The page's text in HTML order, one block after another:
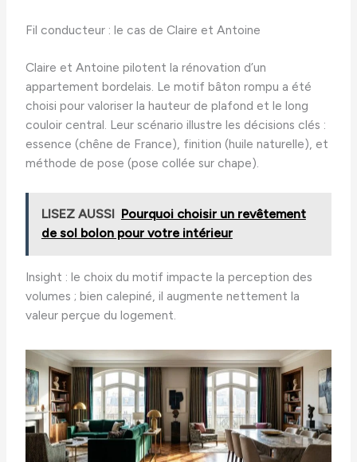
Fil conducteur : le cas de Claire et Antoine
Claire et Antoine pilotent la rénovation d’un
appartement bordelais. Le motif bâton rompu a été
choisi pour valoriser la hauteur de plafond et le long
couloir central. Leur scénario illustre les décisions clés :
essence (chêne de France), finition (huile naturelle), et
méthode de pose (pose collée sur chape).
LISEZ AUSSI Pourquoi choisir un revêtement
de sol bolon pour votre intérieur
Insight : le choix du motif impacte la perception des
volumes ; bien calepiné, il augmente nettement la
valeur perçue du logement.